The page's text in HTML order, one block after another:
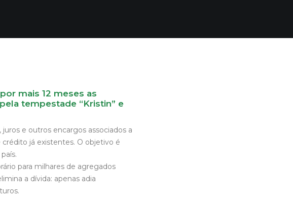
mais 12 meses as
tempestade “Kristin” e
e outros encargos associados a
já existentes. O objetivo é
para milhares de agregados
a dívida: apenas adia